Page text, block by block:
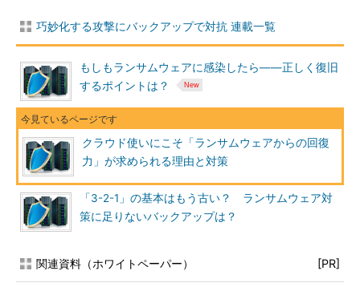
巧妙化する攻撃にバックアップで対抗 連載一覧
もしもランサムウェアに感染したら――正しく復旧
するポイントは？
クラウド使いにこそ「ランサムウェアからの回復
力」が求められる理由と対策
「3-2-1」の基本はもう古い？ ランサムウェア対
策に足りないバックアップは？
関連資料（ホワイトペーパー） [PR]